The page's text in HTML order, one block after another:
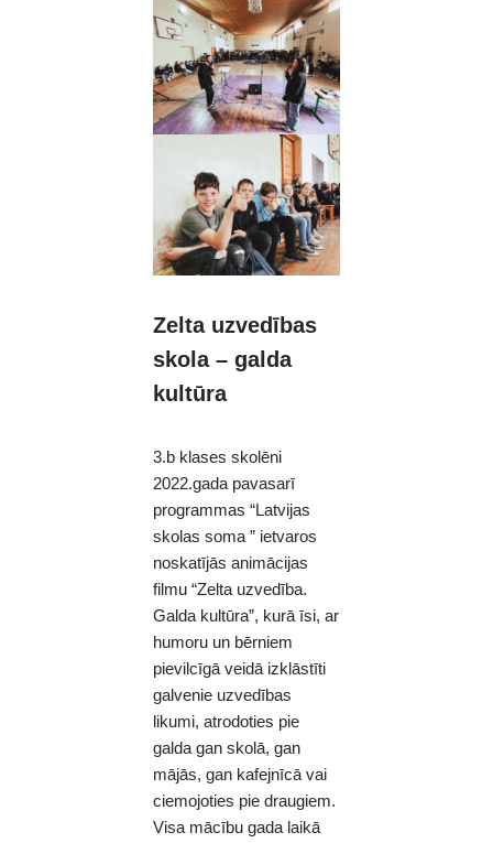
Zelta uzvedības
skola – galda
kultūra
3.b klases skolēni
2022.gada pavasarī
programmas “Latvijas
skolas soma ” ietvaros
noskatījās animācijas
filmu “Zelta uzvedība.
Galda kultūra”, kurā īsi, ar
humoru un bērniem
pievilcīgā veidā izklāstīti
galvenie uzvedības
likumi, atrodoties pie
galda gan skolā, gan
mājās, gan kafejnīcā vai
ciemojoties pie draugiem.
Visa mācību gada laikā